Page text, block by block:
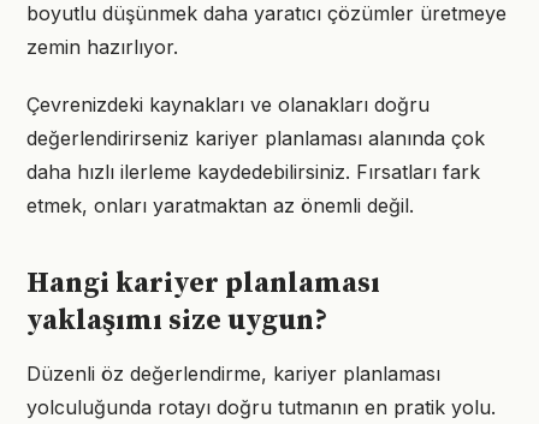
boyutlu düşünmek daha yaratıcı çözümler üretmeye
zemin hazırlıyor.
Çevrenizdeki kaynakları ve olanakları doğru
değerlendirirseniz kariyer planlaması alanında çok
daha hızlı ilerleme kaydedebilirsiniz. Fırsatları fark
etmek, onları yaratmaktan az önemli değil.
Hangi kariyer planlaması
yaklaşımı size uygun?
Düzenli öz değerlendirme, kariyer planlaması
yolculuğunda rotayı doğru tutmanın en pratik yolu.